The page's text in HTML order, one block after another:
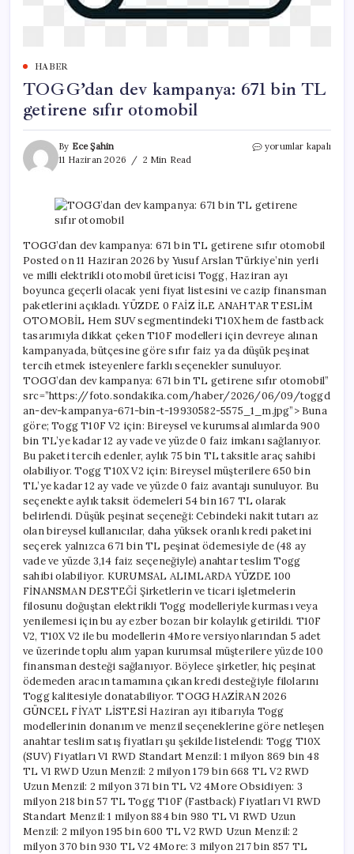
HABER
TOGG’dan dev kampanya: 671 bin TL
getirene sıfır otomobil
By Ece Şahin
11 Haziran 2026
2 Min Read
TOGG’dan
bin
TL
sıfır
otomobil
için
yorumlar kapalı
TOGG’dan dev kampanya: 671 bin TL getirene sıfır otomobil
Posted on 11 Haziran 2026 by Yusuf Arslan Türkiye’nin yerli
ve milli elektrikli otomobil üreticisi Togg, Haziran ayı
boyunca geçerli olacak yeni fiyat listesini ve cazip finansman
paketlerini açıkladı. YÜZDE 0 FAİZ İLE ANAHTAR TESLİM
OTOMOBİL Hem SUV segmentindeki T10X hem de fastback
tasarımıyla dikkat çeken T10F modelleri için devreye alınan
kampanyada, bütçesine göre sıfır faiz ya da düşük peşinat
tercih etmek isteyenlere farklı seçenekler sunuluyor.
TOGG’dan dev kampanya: 671 bin TL getirene sıfır otomobil”
src=”https://foto.sondakika.com/haber/2026/06/09/toggd
an-dev-kampanya-671-bin-t-19930582-5575_1_m.jpg”> Buna
göre; Togg T10F V2 için: Bireysel ve kurumsal alımlarda 900
bin TL’ye kadar 12 ay vade ve yüzde 0 faiz imkanı sağlanıyor.
Bu paketi tercih edenler, aylık 75 bin TL taksitle araç sahibi
olabiliyor. Togg T10X V2 için: Bireysel müşterilere 650 bin
TL’ye kadar 12 ay vade ve yüzde 0 faiz avantajı sunuluyor. Bu
seçenekte aylık taksit ödemeleri 54 bin 167 TL olarak
belirlendi. Düşük peşinat seçeneği: Cebindeki nakit tutarı az
olan bireysel kullanıcılar, daha yüksek oranlı kredi paketini
seçerek yalnızca 671 bin TL peşinat ödemesiyle de (48 ay
vade ve yüzde 3,14 faiz seçeneğiyle) anahtar teslim Togg
sahibi olabiliyor. KURUMSAL ALIMLARDA YÜZDE 100
FİNANSMAN DESTEĞİ Şirketlerin ve ticari işletmelerin
filosunu doğuştan elektrikli Togg modelleriyle kurması veya
yenilemesi için bu ay ezber bozan bir kolaylık getirildi. T10F
V2, T10X V2 ile bu modellerin 4More versiyonlarından 5 adet
ve üzerinde toplu alım yapan kurumsal müşterilere yüzde 100
finansman desteği sağlanıyor. Böylece şirketler, hiç peşinat
ödemeden aracın tamamına çıkan kredi desteğiyle filolarını
Togg kalitesiyle donatabiliyor. TOGG HAZİRAN 2026
GÜNCEL FİYAT LİSTESİ Haziran ayı itibarıyla Togg
modellerinin donanım ve menzil seçeneklerine göre netleşen
anahtar teslim satış fiyatları şu şekilde listelendi: Togg T10X
(SUV) Fiyatları V1 RWD Standart Menzil: 1 milyon 869 bin 48
TL V1 RWD Uzun Menzil: 2 milyon 179 bin 668 TL V2 RWD
Uzun Menzil: 2 milyon 371 bin TL V2 4More Obsidiyen: 3
milyon 218 bin 57 TL Togg T10F (Fastback) Fiyatları V1 RWD
Standart Menzil: 1 milyon 884 bin 980 TL V1 RWD Uzun
Menzil: 2 milyon 195 bin 600 TL V2 RWD Uzun Menzil: 2
milyon 370 bin 930 TL V2 4More: 3 milyon 217 bin 857 TL